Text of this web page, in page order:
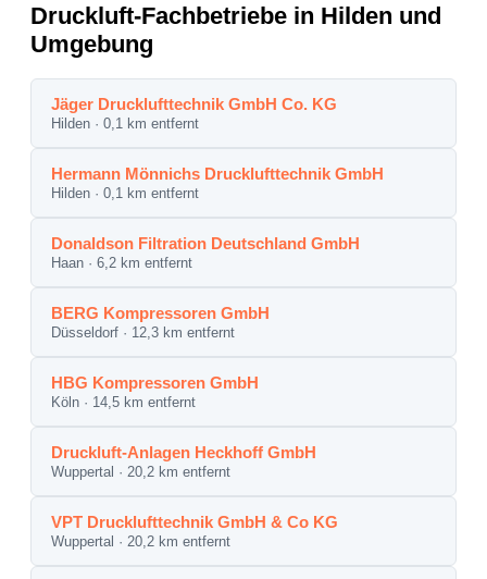
Druckluft-Fachbetriebe in Hilden und
Umgebung
Jäger Drucklufttechnik GmbH Co. KG
Hilden · 0,1 km entfernt
Hermann Mönnichs Drucklufttechnik GmbH
Hilden · 0,1 km entfernt
Donaldson Filtration Deutschland GmbH
Haan · 6,2 km entfernt
BERG Kompressoren GmbH
Düsseldorf · 12,3 km entfernt
HBG Kompressoren GmbH
Köln · 14,5 km entfernt
Druckluft-Anlagen Heckhoff GmbH
Wuppertal · 20,2 km entfernt
VPT Drucklufttechnik GmbH & Co KG
Wuppertal · 20,2 km entfernt